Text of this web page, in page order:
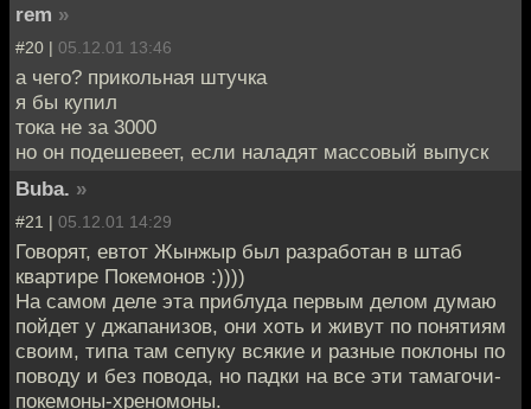
rem »
#20 | 05.12.01 13:46
а чего? прикольная штучка
я бы купил
тока не за 3000
но он подешевеет, если наладят массовый выпуск
Buba. »
#21 | 05.12.01 14:29
Говорят, евтот Жынжыр был разработан в штаб
квартире Покемонов :))))
На самом деле эта приблуда первым делом думаю
пойдет у джапанизов, они хоть и живут по понятиям
своим, типа там сепуку всякие и разные поклоны по
поводу и без повода, но падки на все эти тамагочи-
покемоны-хреномоны.